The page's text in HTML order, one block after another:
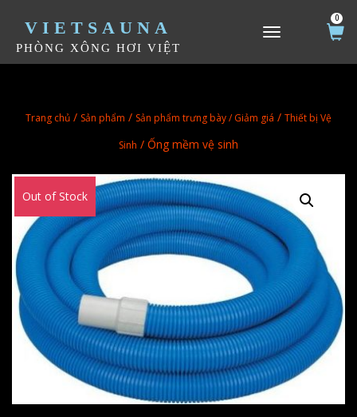
VIETSAUNA
PHÒNG XÔNG HƠI VIỆT
TOGGLE NAVIGATION
0
Trang chủ / Sản phẩm / Sản phẩm trưng bày / Giảm giá / Thiết bị Vệ
Sinh / Ống mềm vệ sinh
Out of Stock